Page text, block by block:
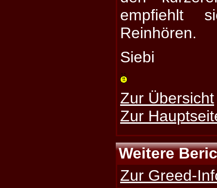
empfiehlt
Reinhören.
Siebi
Zur Übersicht
Zur
Weitere
Zur Greed-